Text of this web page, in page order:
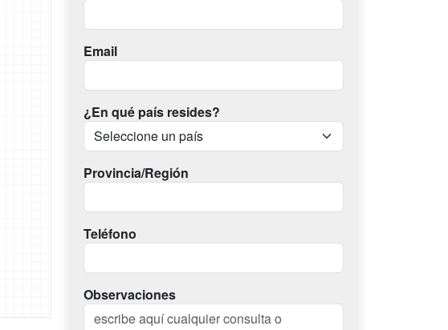
Email
¿En qué país resides?
Provincia/Región
Teléfono
Observaciones